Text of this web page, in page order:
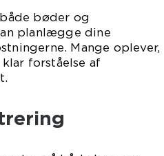
bøder og
planlægge dine
Mange oplever,
forståelse af